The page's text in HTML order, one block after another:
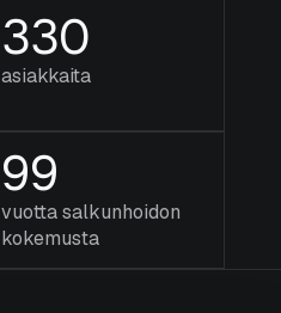
330
asiakkaita
99
vuotta salkunhoidon
kokemusta